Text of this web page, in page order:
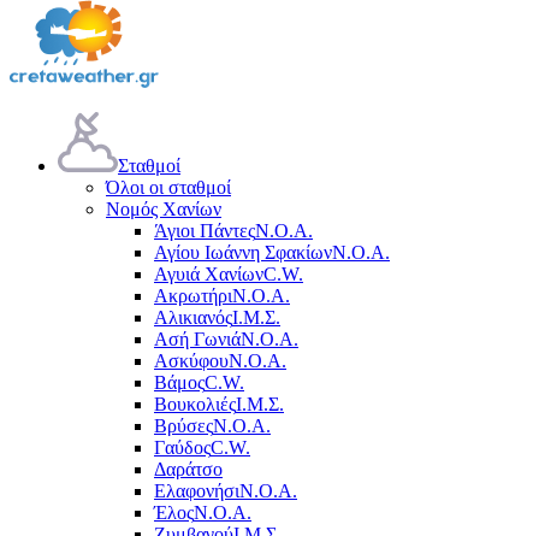
Σταθμοί
Όλοι οι σταθμοί
Νομός Χανίων
Άγιοι ΠάντεςΝ.Ο.Α.
Αγίου Ιωάννη ΣφακίωνΝ.Ο.Α.
Αγυιά ΧανίωνC.W.
ΑκρωτήριΝ.Ο.Α.
ΑλικιανόςΙ.Μ.Σ.
Ασή ΓωνιάΝ.Ο.Α.
ΑσκύφουΝ.Ο.Α.
ΒάμοςC.W.
ΒουκολιέςΙ.Μ.Σ.
ΒρύσεςΝ.Ο.Α.
ΓαύδοςC.W.
Δαράτσο
ΕλαφονήσιΝ.Ο.Α.
ΈλοςΝ.Ο.Α.